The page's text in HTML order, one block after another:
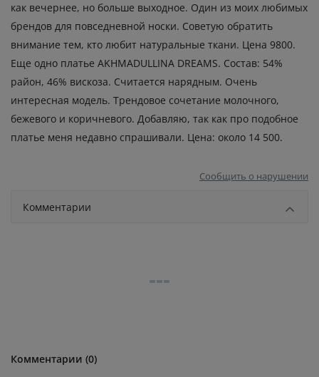
как вечернее, но больше выходное. Один из моих любимых
брендов для повседневной носки. Советую обратить
внимание тем, кто любит натуральные ткани. Цена 9800.
Еще одно платье AKHMADULLINA DREAMS. Состав: 54%
район, 46% вискоза. Считается нарядным. Очень
интересная модель. Трендовое сочетание молочного,
бежевого и коричневого. Добавляю, так как про подобное
платье меня недавно спрашивали. Цена: около 14 500.
Сообщить о нарушении
Комментарии
Комментарии (0)